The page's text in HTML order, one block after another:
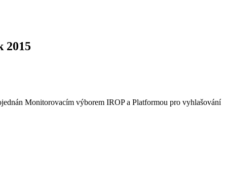
2015
Monitorovacím výborem IROP a Platformou pro vyhlašování